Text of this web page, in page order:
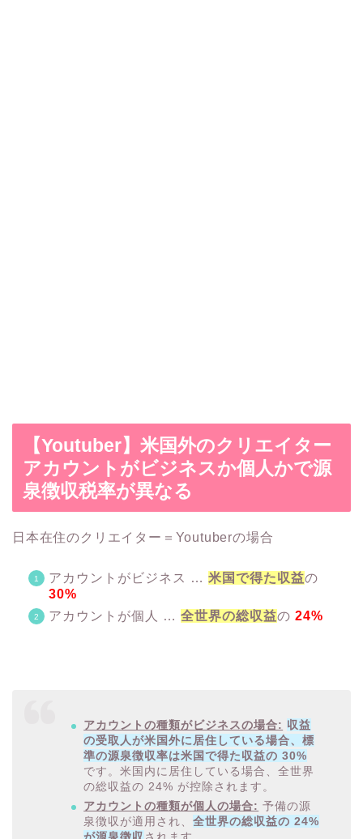
【Youtuber】米国外のクリエイター
アカウントがビジネスか個人かで源
泉徴収税率が異なる
日本在住のクリエイター＝Youtuberの場合
アカウントがビジネス … 米国で得た収益の
30%
アカウントが個人 … 全世界の総収益の 24%
アカウントの種類がビジネスの場合: 収益
の受取人が米国外に居住している場合、標
準の源泉徴収率は米国で得た収益の 30%
です。米国内に居住している場合、全世界
の総収益の 24% が控除されます。
アカウントの種類が個人の場合: 予備の源
泉徴収が適用され、全世界の総収益の 24%